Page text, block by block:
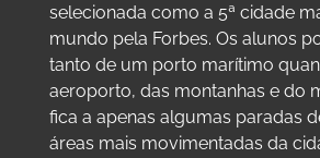
selecionada como a 5ª cidade
mundo pela Forbes. Os alunos
tanto de um porto marítimo
aeroporto, das montanhas e do
fica a apenas algumas paradas
áreas mais movimentadas da